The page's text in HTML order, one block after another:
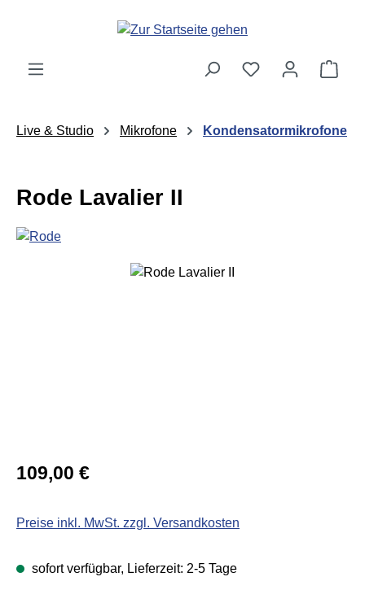
Zum Hauptinhalt springen
Live & Studio Mikrofone Kondensatormikrofone
Rode Lavalier II
Bildergalerie überspringen
Regulärer Preis:
109,00 €
Preise inkl. MwSt. zzgl. Versandkosten
sofort verfügbar, Lieferzeit: 2-5 Tage